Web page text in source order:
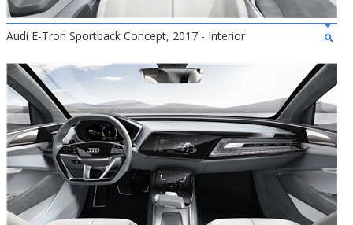
Audi E-Tron Sportback Concept, 2017 - Interior